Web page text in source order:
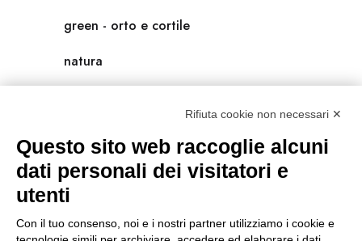
green - orto e cortile
natura
scienza
universolocale
Rifiuta cookie non necessari ✕
Questo sito web raccoglie alcuni
dati personali dei visitatori e
utenti
Con il tuo consenso, noi e i nostri partner utilizziamo i cookie e